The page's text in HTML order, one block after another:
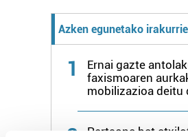
Azken egunetako
1
Ernai gazte
faxismoaren
mobilizazioa deitu
Pertsona bat